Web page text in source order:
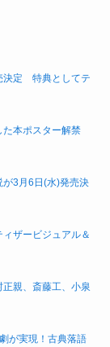
決定 特典としてテ
た本ポスター解禁
が3月6日(水)発売決
ザービジュアル＆
親、斎藤工、小泉
が実現！古典落語